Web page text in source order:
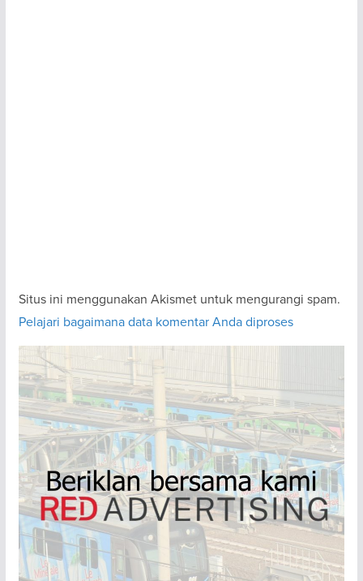
Situs ini menggunakan Akismet untuk mengurangi spam.
Pelajari bagaimana data komentar Anda diproses